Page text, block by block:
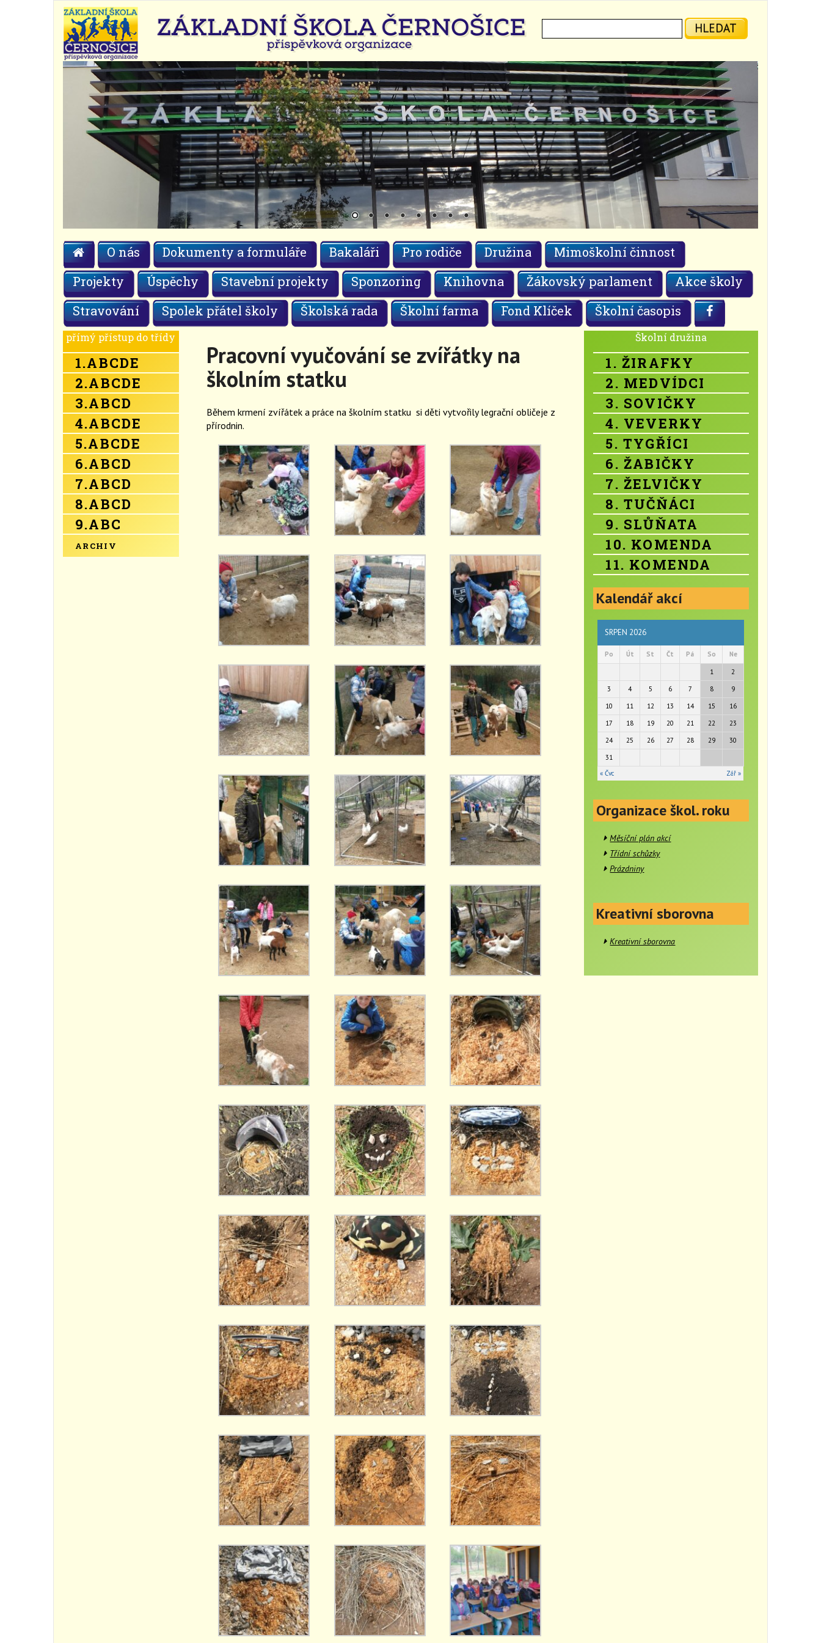
HLEDAT
O nás Dokumenty a formuláře Bakaláři Pro rodiče Družina
Mimoškolní činnost
Projekty
Úspěchy Stavební projekty Sponzoring Knihovna Žákovský parlament
Akce školy
Stravování
Spolek přátel školy Školská rada Školní farma Fond Klíček Školní časopis
přímý přístup do třídy
1.ABCDE
2.ABCDE
3.ABCD
4.ABCDE
5.ABCDE
6.ABCD
7.ABCD
8.ABCD
9.ABC
ARCHIV
Pracovní vyučování se zvířátky na
školním statku
Během krmení zvířátek a práce na školním statku si děti vytvořily legrační obličeje z
přírodnin.
Školní družina
1. ŽIRAFKY
2. MEDVÍDCI
3. SOVIČKY
4. VEVERKY
5. TYGŘÍCI
6. ŽABIČKY
7. ŽELVIČKY
8. TUČŇÁCI
9. SLŮŇATA
10. KOMENDA
11. KOMENDA
Kalendář akcí
SRPEN 2026
Po Út St Čt Pá So Ne
1
2
3
4 5 6 7 8
9
10
11 12 13 14 15
16
17
18 19 20 21 22
23
24
25 26 27 28 29
30
31
« Čvc
Zář »
Organizace škol. roku
Měsíční plán akcí
Třídní schůzky
Prázdniny
Kreativní sborovna
Kreativní sborovna